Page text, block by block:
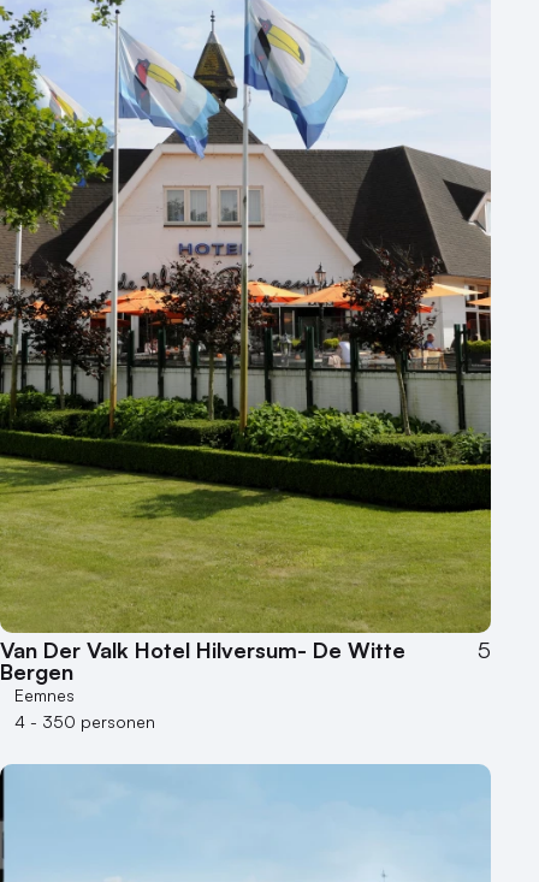
50 - 100 personen
100 - 250 personen
250 - 500 personen
500+ personen
Bijzondere locaties
Buitenlocatie
Duurzame locatie
Groene locatie
Heisessie
Hotel
Hybride events
Industriële locatie
Kasteel en landgoed
Kleine / intieme locatie
Locaties aan zee
Museum
Theater
Varende locatie
Van Der Valk Hotel Hilversum- De Witte
Bergen
5
Eemnes
4 - 350 personen